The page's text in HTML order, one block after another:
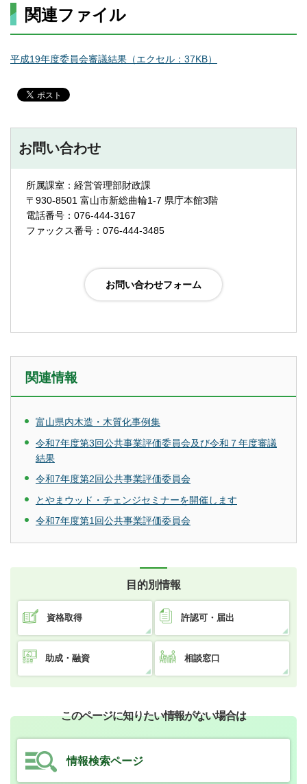
関連ファイル
平成19年度委員会審議結果（エクセル：37KB）
お問い合わせ
所属課室：経営管理部財政課
〒930-8501 富山市新総曲輪1-7 県庁本館3階
電話番号：076-444-3167
ファックス番号：076-444-3485
関連情報
富山県内木造・木質化事例集
令和7年度第3回公共事業評価委員会及び令和７年度審議
結果
令和7年度第2回公共事業評価委員会
とやまウッド・チェンジセミナーを開催します
令和7年度第1回公共事業評価委員会
目的別情報
資格取得 許認可・届出
助成・融資 相談窓口
このページに知りたい情報がない場合は
情報検索ページ